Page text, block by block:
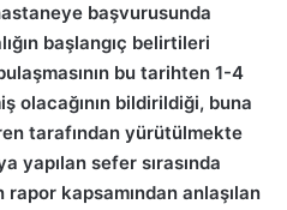
başvurusunda
başlangıç belirtileri
bu tarihten 1-4
olacağının bildirildiği, buna
tarafından yürütülmekte
yapılan sefer sırasında
rapor kapsamından anlaşılan